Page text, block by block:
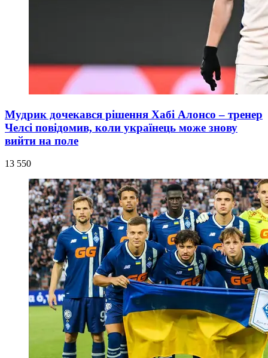
Мудрик дочекався рішення Хабі Алонсо – тренер
Челсі повідомив, коли українець може знову
вийти на поле
13 550